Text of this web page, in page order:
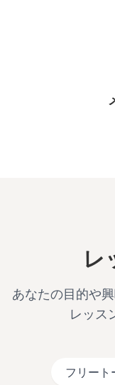
レ
あなたの目的や
レッス
フリート